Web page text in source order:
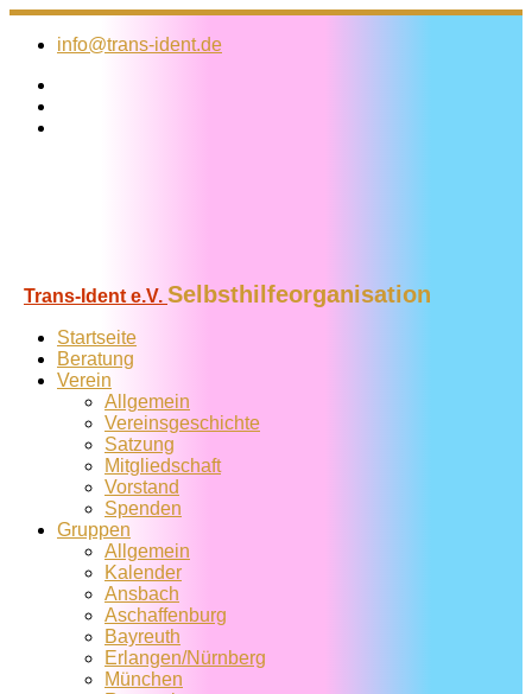
Zum
Inhalt
info@trans-ident.de
Trans-Ident e.V. Selbsthilfeorganisation
Startseite
Beratung
Verein
Allgemein
Vereins­geschichte
Satzung
Mitglied­schaft
Vorstand
Spenden
Gruppen
Allgemein
Kalender
Ansbach
Aschaffenburg
Bayreuth
Erlangen/Nürnberg
München